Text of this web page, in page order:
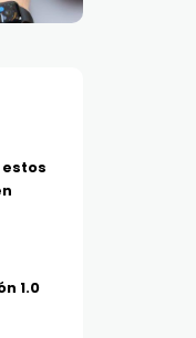
estos
1.0